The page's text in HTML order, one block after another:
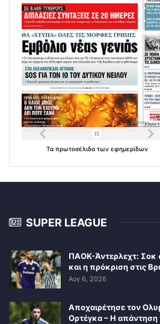
Τα πρωτοσέλιδα των εφημερίδων
SUPER LEAGUE
ΠΑΟΚ-Άντερλεχτ: Σοκ
και η πρόκριση στις
Αυγ 6, 2026
Αποχαιρέτησε τον
Ορτέγκα – Η